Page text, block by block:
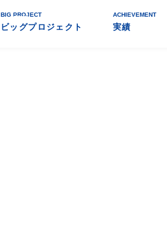
BIG PROJECT
ビッグプロジェクト
ACHIEVEMENT
実績